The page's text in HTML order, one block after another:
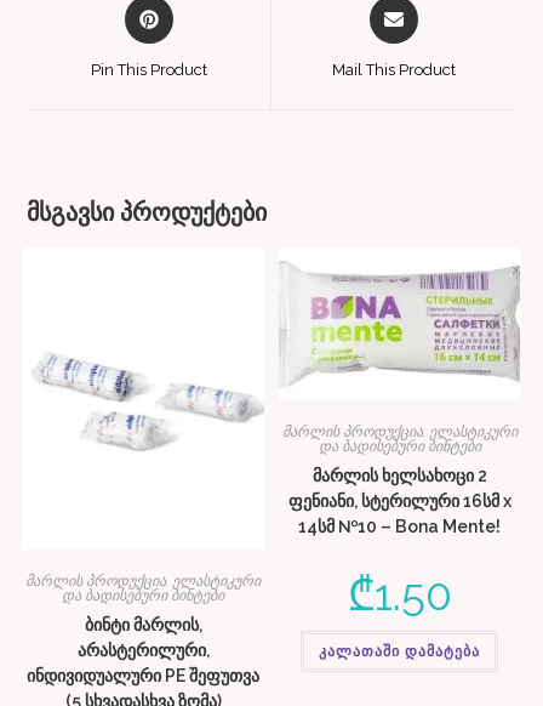
Pin This Product Mail This Product
მსგავსი პროდუქტები
მარლის პროდუქცია, ელასტიკური
და ბადისებური ბინტები
ბინტი მარლის,
არასტერილური,
ინდივიდუალური PE შეფუთვა
(5 სხვადასხვა ზომა)
მარლის პროდუქცია, ელასტიკური
და ბადისებური ბინტები
მარლის ხელსახოცი 2
ფენიანი, სტერილური 16სმ x
14სმ №10 – Bona Mente!
₾1.50
კალათაში დამატება